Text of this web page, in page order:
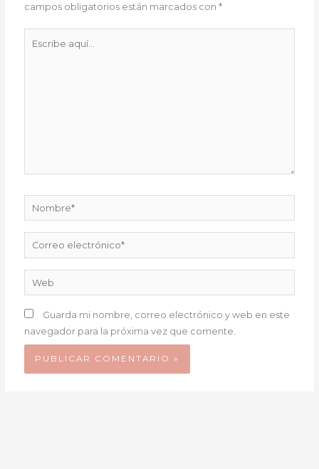
campos obligatorios están marcados con*
Nombre*
Correo
electrónico*
Guarda mi nombre, correo electrónico y web en este
navegador para la próxima vez que comente.